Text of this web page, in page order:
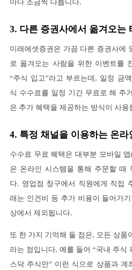
마다 조금씩 다릅니다.
3. 다른 증권사에서 옮겨오는
미래에셋증권은 가끔 다른 증권사에
로 옮겨오는 사람을 위한 이벤트를
“주식 입고”라고 부르는데, 일정 금
식 수수료를 일정 기간 무료로 해 주
은 추가 혜택을 제공하는 방식이 사용
4. 특정 채널을 이용하는 온라
수수료 무료 혜택은 대부분 모바일 앱
은 온라인 시스템을 통해 주문할 때
다. 영업점 창구에서 직원에게 직접
래는 인건비 등 추가 비용이 들어가
상에서 제외됩니다.
또 한 가지 기억해 둘 점은, 모든 상품
라는 점입니다. 예를 들어 “국내 주식
스닥 주식만” 이런 식으로 상품과 계